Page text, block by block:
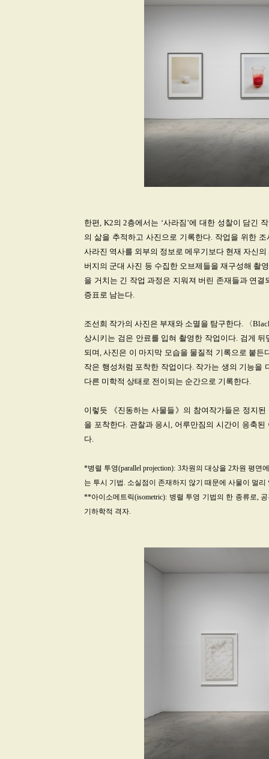
한편, K2의 2층에서는 ‘사라짐’에 대한 성찰이 담긴
의 삶을 추적하고 사진으로 기록한다. 작업을 위한
사라진 역사를 외부의 정보로 메우기보다 현재 자신
버지의 군대 사진 등 수집한 오브제들을 재구성해 촬
을 거치는 긴 작업 과정은 지워져 버린 존재들과 연
증표로 남는다.
조선희 작가의 사진은 부재와 소멸을 탐구한다. 〈
상시키는 검은 안료를 입혀 촬영한 작업이다. 검게
되며, 사진은 이 마지막 모습을 물질적 기록으로 붙
작은 행성처럼 포착한 작업이다. 작가는 생의 기능을
다른 미학적 상태로 전이되는 순간으로 기록한다.
이렇듯 《진동하는 사물들》의 참여작가들은 정지
을 포착한다. 관찰과 응시, 어루만짐의 시간이 응축
다.
*병렬 투영(parallel projection): 3차원의 대상을 2차원 평
는 투시 기법. 소실점이 존재하지 않기 때문에 사물이 멀
**아이소메트릭(isometric): 병렬 투영 기법의 한 종류로,
기하학적 격자.